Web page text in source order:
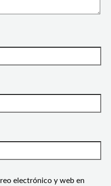
electrónico y web en